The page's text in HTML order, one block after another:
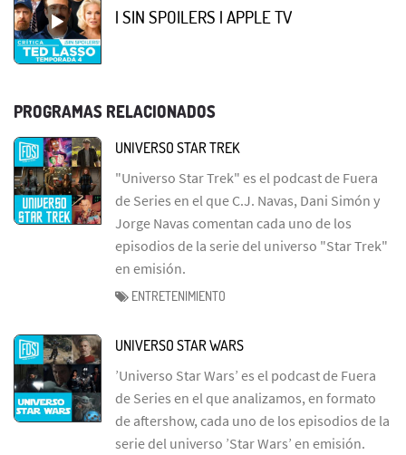
| SIN SPOILERS | APPLE TV
PROGRAMAS RELACIONADOS
UNIVERSO STAR TREK
"Universo Star Trek" es el podcast de Fuera
de Series en el que C.J. Navas, Dani Simón y
Jorge Navas comentan cada uno de los
episodios de la serie del universo "Star Trek"
en emisión.
ENTRETENIMIENTO
UNIVERSO STAR WARS
’Universo Star Wars’ es el podcast de Fuera
de Series en el que analizamos, en formato
de aftershow, cada uno de los episodios de la
serie del universo ’Star Wars’ en emisión.